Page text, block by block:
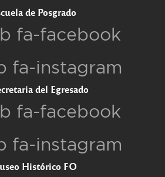
de Posgrado
fa-facebook
fa-instagram
del Egresado
fa-facebook
fa-instagram
Histórico FO